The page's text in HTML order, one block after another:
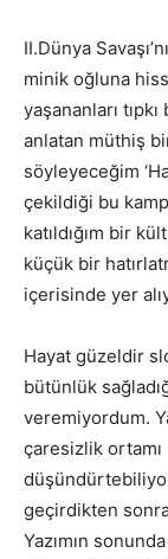
II.Dünya
minik oğluna
yaşananları
anlatan müthiş
söyleyeceğim
çekildiği bu
katıldığım bir
küçük bir
içerisinde yer
Hayat güzeldir
bütünlük
veremiyordum.
çaresizlik ortamı
geçirdikten
Yazımın